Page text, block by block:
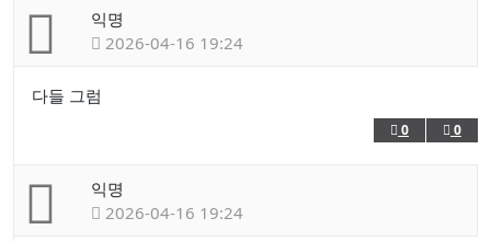
익명
2026-04-16 19:24
다들 그럼
0 0
익명
2026-04-16 19:24